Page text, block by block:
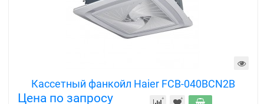
Кассетный фанкойл Haier FCB-040BCN2B
Цена по запросу